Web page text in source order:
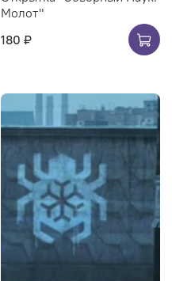
Молот"
180 ₽